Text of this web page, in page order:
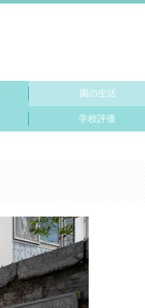
園の生活
1日の流れ
年間行事
お弁当・給食
学校評価